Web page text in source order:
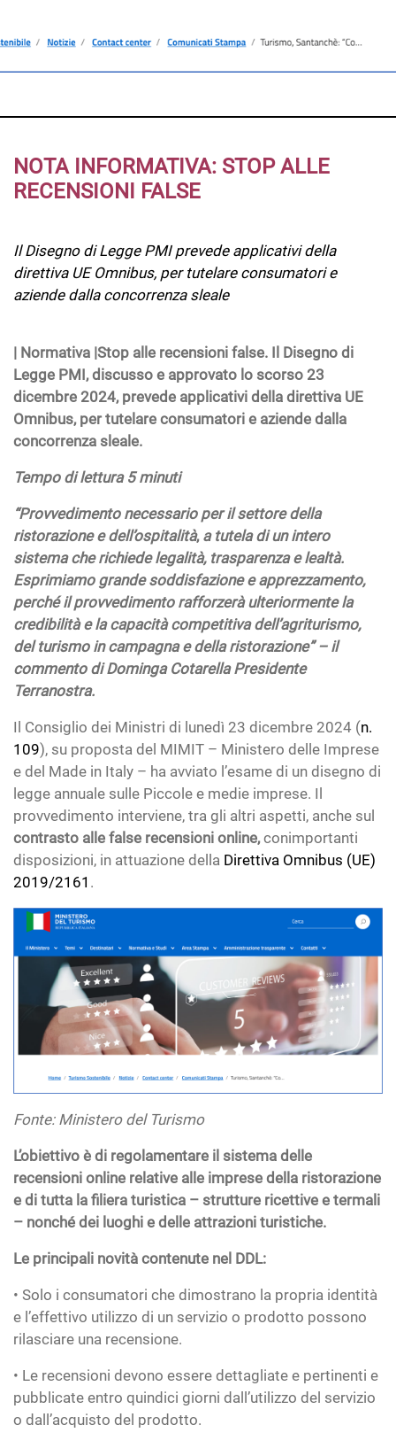
NOTA INFORMATIVA: STOP ALLE
RECENSIONI FALSE
Il Disegno di Legge PMI prevede applicativi della
direttiva UE Omnibus, per tutelare consumatori e
aziende dalla concorrenza sleale
| Normativa |Stop alle recensioni false. Il Disegno di
Legge PMI, discusso e approvato lo scorso 23
dicembre 2024, prevede applicativi della direttiva UE
Omnibus, per tutelare consumatori e aziende dalla
concorrenza sleale.
Tempo di lettura 5 minuti
“Provvedimento necessario per il settore della
ristorazione e dell’ospitalità, a tutela di un intero
sistema che richiede legalità, trasparenza e lealtà.
Esprimiamo grande soddisfazione e apprezzamento,
perché il provvedimento rafforzerà ulteriormente la
credibilità e la capacità competitiva dell’agriturismo,
del turismo in campagna e della ristorazione” – il
commento di Dominga Cotarella Presidente
Terranostra.
Il Consiglio dei Ministri di lunedì 23 dicembre 2024 (n.
109), su proposta del MIMIT – Ministero delle Imprese
e del Made in Italy – ha avviato l’esame di un disegno di
legge annuale sulle Piccole e medie imprese. Il
provvedimento interviene, tra gli altri aspetti, anche sul
contrasto alle false recensioni online,conimportanti
disposizioni, in attuazione della Direttiva Omnibus (UE)
2019/2161 .
Fonte: Ministero del Turismo
L’obiettivo è di regolamentare il sistema delle
recensioni online relative alle imprese della ristorazione
e di tutta la filiera turistica – strutture ricettive e termali
– nonché dei luoghi e delle attrazioni turistiche.
Le principali novità contenute nel DDL:
• Solo i consumatori che dimostrano la propria identità
e l’effettivo utilizzo di un servizio o prodotto possono
rilasciare una recensione.
• Le recensioni devono essere dettagliate e pertinenti e
pubblicate entro quindici giorni dall’utilizzo del servizio
o dall’acquisto del prodotto.